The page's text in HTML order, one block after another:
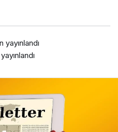
yayınlandı
yayınlandı